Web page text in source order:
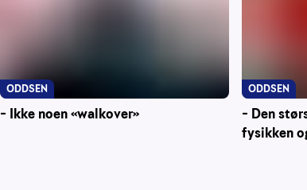
– Ikke noen «walkover»
ODDSEN
– Den
fysikken
ODDSEN